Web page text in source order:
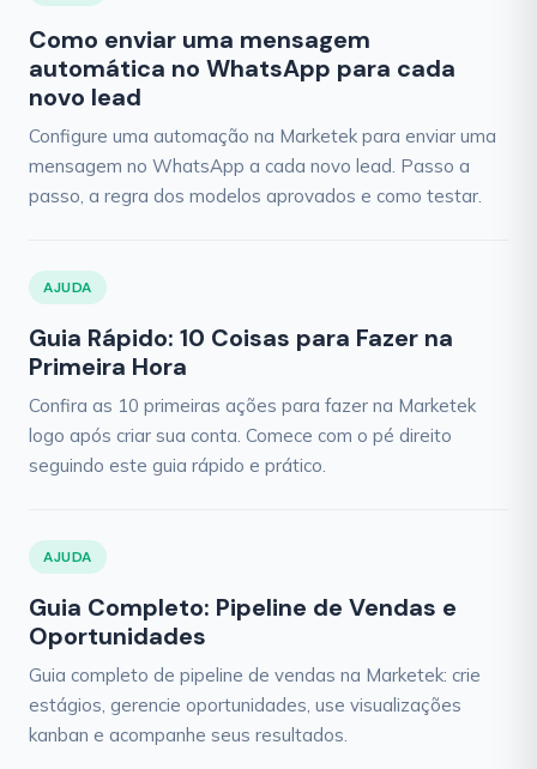
Como enviar uma mensagem
automática no WhatsApp para cada
novo lead
Configure uma automação na Marketek para enviar uma
mensagem no WhatsApp a cada novo lead. Passo a
passo, a regra dos modelos aprovados e como testar.
AJUDA
Guia Rápido: 10 Coisas para Fazer na
Primeira Hora
Confira as 10 primeiras ações para fazer na Marketek
logo após criar sua conta. Comece com o pé direito
seguindo este guia rápido e prático.
AJUDA
Guia Completo: Pipeline de Vendas e
Oportunidades
Guia completo de pipeline de vendas na Marketek: crie
estágios, gerencie oportunidades, use visualizações
kanban e acompanhe seus resultados.